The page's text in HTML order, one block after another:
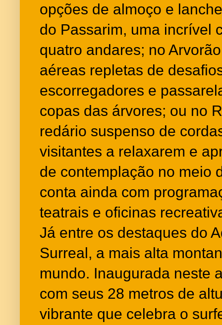
opções de almoço e
do Passarim, uma incrível
quatro andares; no
aéreas repletas de
escorregadores e
copas das árvores; ou no
redário suspenso de
visitantes a relaxarem e
de contemplação no meio
conta ainda com
teatrais e oficinas
Já entre os destaques do
Surreal, a mais alta
mundo. Inaugurada neste
com seus 28 metros de
vibrante que celebra o